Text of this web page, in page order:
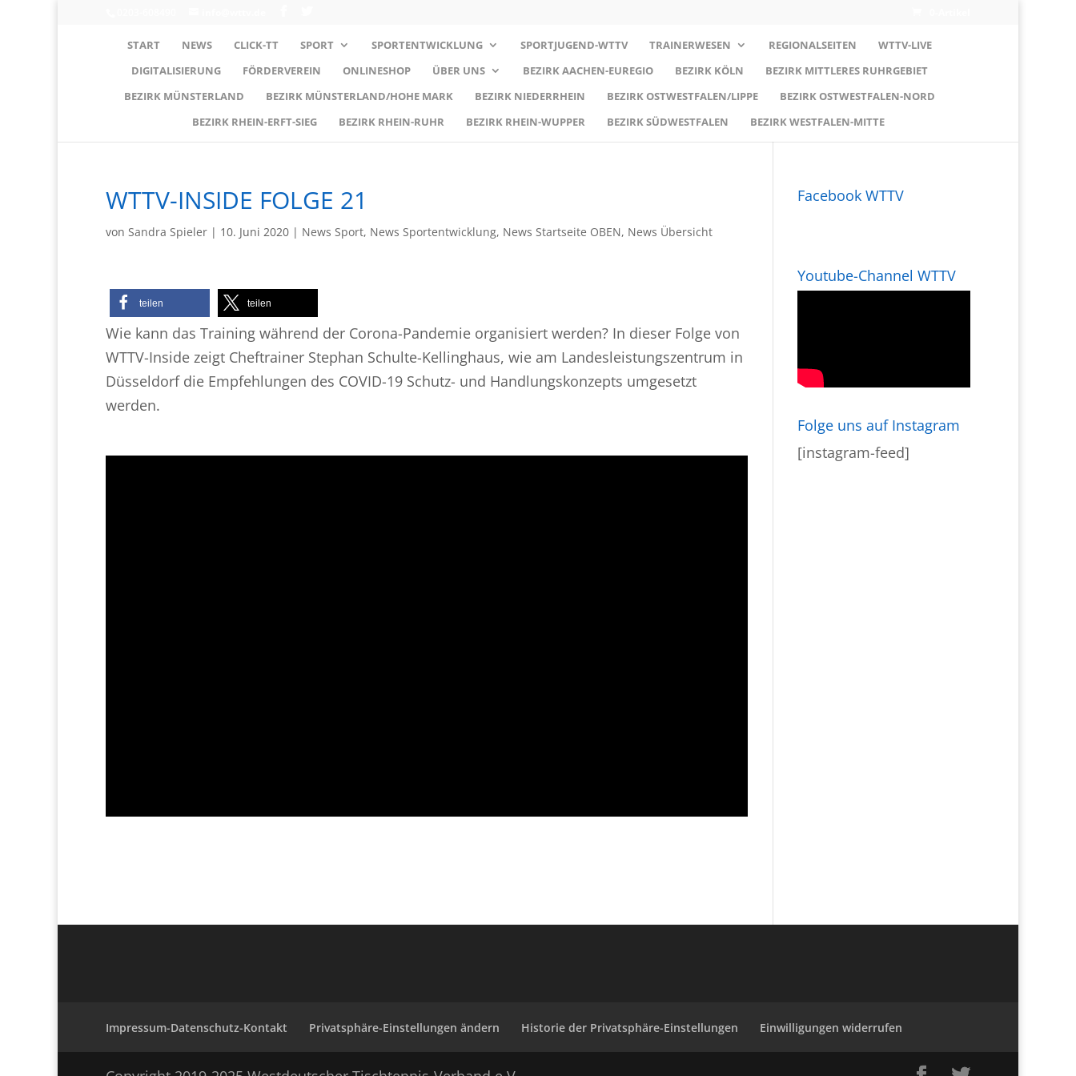
START NEWS CLICK-TT SPORT SPORTENTWICKLUNG SPORTJUGEND-WTTV TRAINERWESEN REGIONALSEITEN
WTTV-LIVE
DIGITALISIERUNG
FÖRDERVEREIN ONLINESHOP ÜBER UNS BEZIRK AACHEN-EUREGIO BEZIRK KÖLN
BEZIRK MITTLERES RUHRGEBIET
BEZIRK MÜNSTERLAND
BEZIRK MÜNSTERLAND/HOHE MARK BEZIRK NIEDERRHEIN BEZIRK OSTWESTFALEN/LIPPE
BEZIRK OSTWESTFALEN-NORD
BEZIRK RHEIN-ERFT-SIEG
BEZIRK RHEIN-RUHR BEZIRK RHEIN-WUPPER BEZIRK SÜDWESTFALEN BEZIRK WESTFALEN-MITTE
WTTV-INSIDE FOLGE 21
von Sandra Spieler | 10. Juni 2020 | News Sport, News Sportentwicklung, News Startseite OBEN, News Übersicht
teilen teilen
Wie kann das Training während der Corona-Pandemie organisiert werden? In dieser Folge von
WTTV-Inside zeigt Cheftrainer Stephan Schulte-Kellinghaus, wie am Landesleistungszentrum in
Düsseldorf die Empfehlungen des COVID-19 Schutz- und Handlungskonzepts umgesetzt
werden.
Facebook WTTV
Youtube-Channel WTTV
Folge uns auf Instagram
[instagram-feed]
Impressum-Datenschutz-Kontakt Privatsphäre-Einstellungen ändern Historie der Privatsphäre-Einstellungen Einwilligungen widerrufen